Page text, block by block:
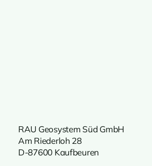
RAU Geosystem Süd GmbH
Am Riederloh 28
D-87600 Kaufbeuren